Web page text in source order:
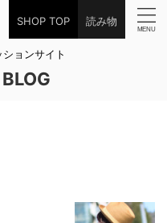
SHOP TOP 読み物
ョンサイト